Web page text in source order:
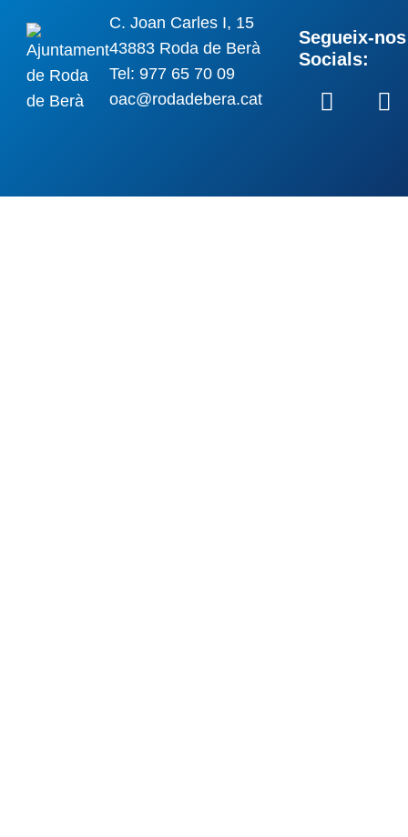
C. Joan Carles I, 15
43883 Roda de Berà
Tel: 977 65 70 09
oac@rodadebera.cat
Segueix-
Socials: